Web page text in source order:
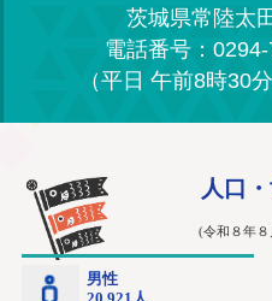
茨城県常陸太
電話番号：0294-
（平日 午前8時30